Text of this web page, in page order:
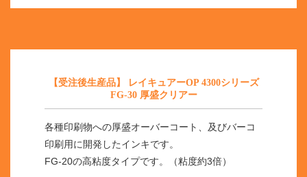
【受注後生産品】 レイキュアーOP 4300シリーズ
FG-30 厚盛クリアー
各種印刷物への厚盛オーバーコート、及びバーコ
印刷用に開発したインキです。
FG-20の高粘度タイプです。（粘度約3倍）